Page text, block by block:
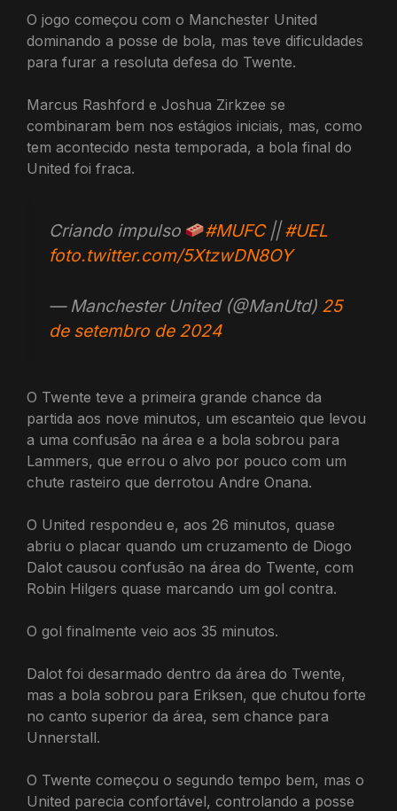
O jogo começou com o Manchester United
dominando a posse de bola, mas teve dificuldades
para furar a resoluta defesa do Twente.
Marcus Rashford e Joshua Zirkzee se
combinaram bem nos estágios iniciais, mas, como
tem acontecido nesta temporada, a bola final do
United foi fraca.
Criando impulso #MUFC||#UEL
foto.twitter.com/5XtzwDN8OY
— Manchester United (@ManUtd) 25
de setembro de 2024
O Twente teve a primeira grande chance da
partida aos nove minutos, um escanteio que levou
a uma confusão na área e a bola sobrou para
Lammers, que errou o alvo por pouco com um
chute rasteiro que derrotou Andre Onana.
O United respondeu e, aos 26 minutos, quase
abriu o placar quando um cruzamento de Diogo
Dalot causou confusão na área do Twente, com
Robin Hilgers quase marcando um gol contra.
O gol finalmente veio aos 35 minutos.
Dalot foi desarmado dentro da área do Twente,
mas a bola sobrou para Eriksen, que chutou forte
no canto superior da área, sem chance para
Unnerstall.
O Twente começou o segundo tempo bem, mas o
United parecia confortável, controlando a posse